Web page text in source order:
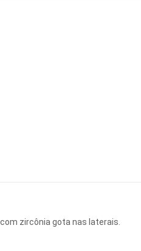
zircônia gota nas laterais.